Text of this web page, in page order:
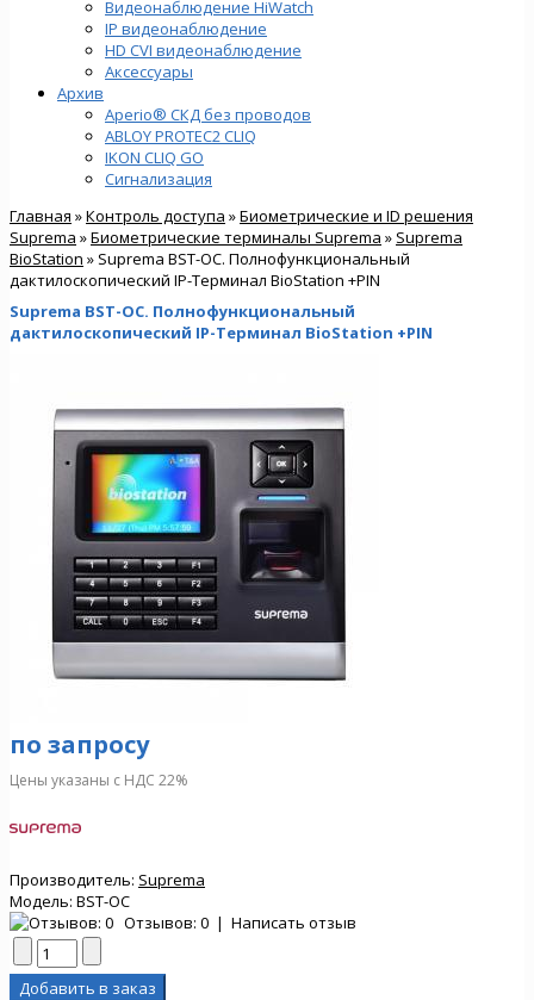
Видеонаблюдение HiWatch
IP видеонаблюдение
HD CVI видеонаблюдение
Аксессуары
Архив
Aperio® СКД без проводов
ABLOY PROTEC2 CLIQ
IKON CLIQ GO
Сигнализация
Главная »Контроль доступа »Биометрические и ID решения
Suprema »Биометрические терминалы Suprema » Suprema
BioStation » Suprema BST-OC. Полнофункциональный
дактилоскопический IP-Терминал BioStation +PIN
Suprema BST-OC. Полнофункциональный
дактилоскопический IP-Терминал BioStation +PIN
по запросу
Цены указаны с НДС 22%
Производитель: Suprema
Модель: BST-OC
Отзывов: 0 | Написать отзыв